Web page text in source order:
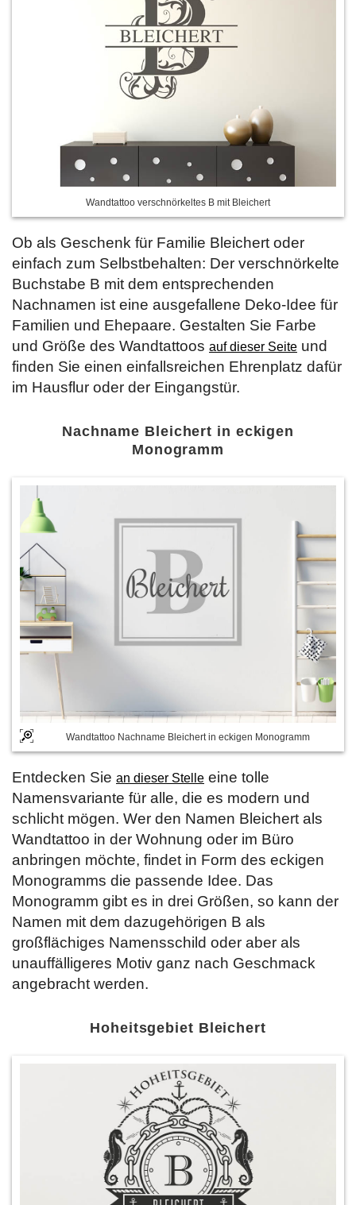
Wandtattoo verschnörkeltes B mit Bleichert
Ob als Geschenk für Familie Bleichert oder
einfach zum Selbstbehalten: Der verschnörkelte
Buchstabe B mit dem entsprechenden
Nachnamen ist eine ausgefallene Deko-Idee für
Familien und Ehepaare. Gestalten Sie Farbe
und Größe des Wandtattoos auf dieser Seite und
finden Sie einen einfallsreichen Ehrenplatz dafür
im Hausflur oder der Eingangstür.
Nachname Bleichert in eckigen
Monogramm
Wandtattoo Nachname Bleichert in eckigen Monogramm
Entdecken Sie an dieser Stelle eine tolle
Namensvariante für alle, die es modern und
schlicht mögen. Wer den Namen Bleichert als
Wandtattoo in der Wohnung oder im Büro
anbringen möchte, findet in Form des eckigen
Monogramms die passende Idee. Das
Monogramm gibt es in drei Größen, so kann der
Namen mit dem dazugehörigen B als
großflächiges Namensschild oder aber als
unauffälligeres Motiv ganz nach Geschmack
angebracht werden.
Hoheitsgebiet Bleichert